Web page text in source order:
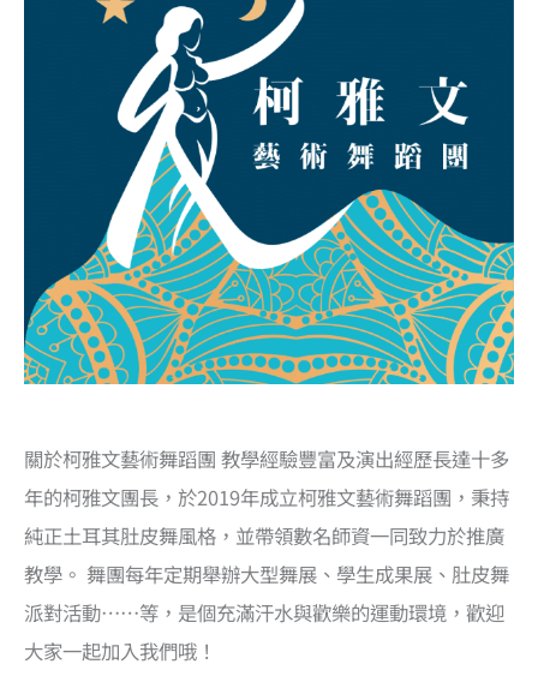
關於柯雅文藝術舞蹈團 教學經驗豐富及演出經歷長達十多
年的柯雅文團長，於2019年成立柯雅文藝術舞蹈團，秉持
純正土耳其肚皮舞風格，並帶領數名師資一同致力於推廣
教學。 舞團每年定期舉辦大型舞展、學生成果展、肚皮舞
派對活動……等，是個充滿汗水與歡樂的運動環境，歡迎
大家一起加入我們哦！